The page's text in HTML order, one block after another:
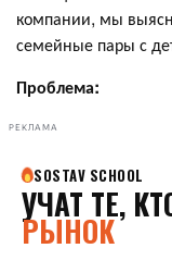
компании, мы
семейные пары с
Проблема:
РЕКЛАМА